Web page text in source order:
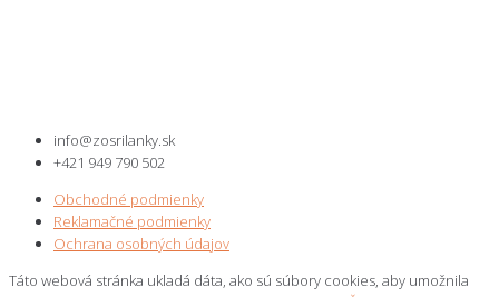
info@zosrilanky.sk
+421 949 790 502
Obchodné podmienky
Reklamačné podmienky
Ochrana osobných údajov
Táto webová stránka ukladá dáta, ako sú súbory cookies, aby umožnila